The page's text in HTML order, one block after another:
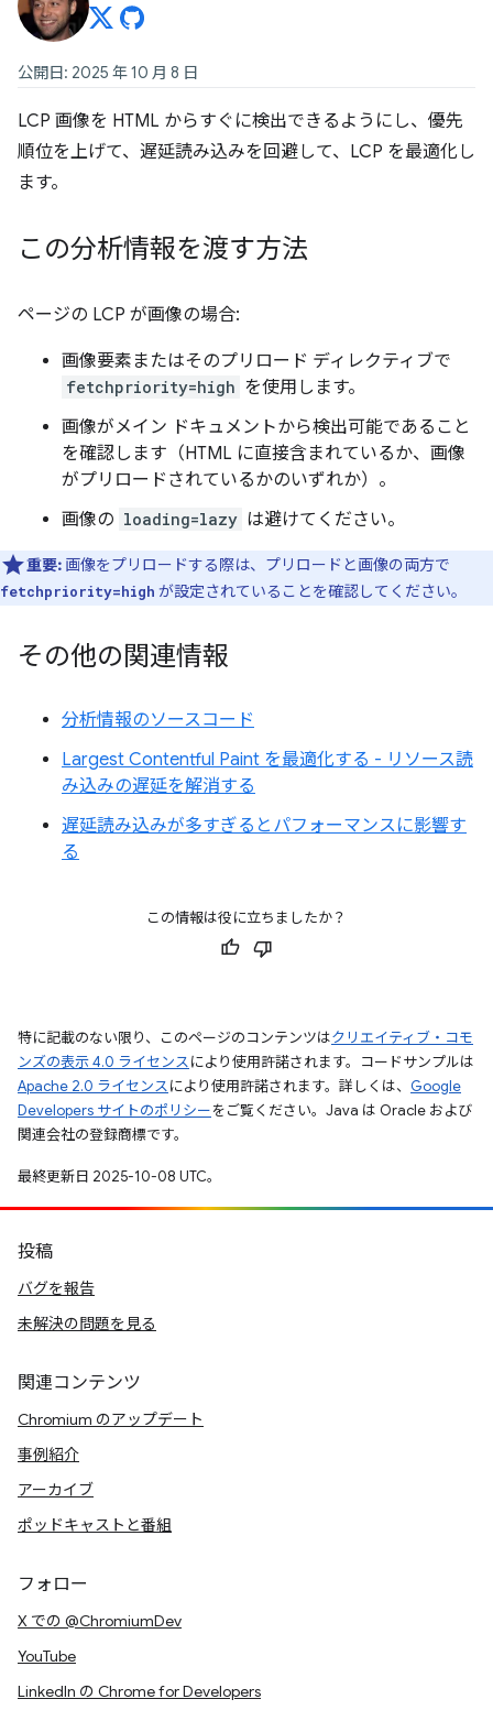
公開日: 2025 年 10 月 8 日
LCP 画像を HTML からすぐに検出できるようにし、優先
順位を上げて、遅延読み込みを回避して、LCP を最適化し
ます。
この分析情報を渡す方法
ページの LCP が画像の場合:
画像要素またはそのプリロード ディレクティブで
fetchpriority=high を使用します。
画像がメイン ドキュメントから検出可能であること
を確認します（HTML に直接含まれているか、画像
がプリロードされているかのいずれか）。
画像の loading=lazy は避けてください。
重要: 画像をプリロードする際は、プリロードと画像の両方で
fetchpriority=high が設定されていることを確認してください。
その他の関連情報
分析情報のソースコード
Largest Contentful Paint を最適化する - リソース読
み込みの遅延を解消する
遅延読み込みが多すぎるとパフォーマンスに影響す
る
この情報は役に立ちましたか？
特に記載のない限り、このページのコンテンツはクリエイティブ・コモ
ンズの表示 4.0 ライセンスにより使用許諾されます。コードサンプルは
Apache 2.0 ライセンスにより使用許諾されます。詳しくは、 Google
Developers サイトのポリシーをご覧ください。Java は Oracle および
関連会社の登録商標です。
最終更新日 2025-10-08 UTC。
投稿
バグを報告
未解決の問題を見る
関連コンテンツ
Chromium のアップデート
事例紹介
アーカイブ
ポッドキャストと番組
フォロー
X での @ChromiumDev
YouTube
LinkedIn の Chrome for Developers